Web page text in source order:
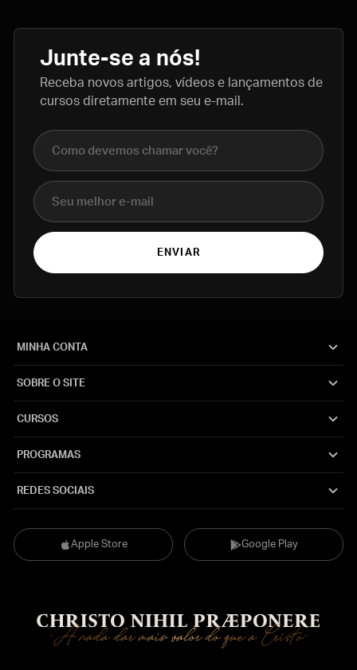
Junte-se a nós!
Receba novos artigos, vídeos e lançamentos de
cursos diretamente em seu e-mail.
Nome completo
E-mail
ENVIAR
Apple Store Google Play
MINHA CONTA
SOBRE O SITE
CURSOS
PROGRAMAS
REDES SOCIAIS